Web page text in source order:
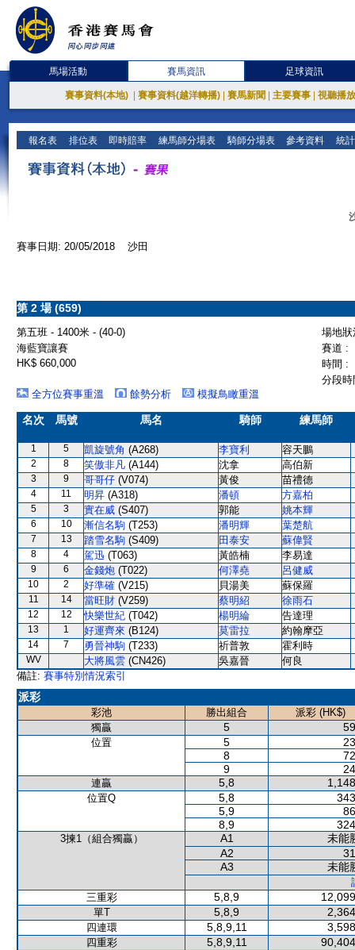
馬場活動 賽馬資訊 足球資訊
賽事資料(本地) 賽事資料(越洋轉播) 賽馬新聞 主要賽事 視聽播
報名表 排位表 即時賠率 練馬師分場表 騎師分場表 參考資料 統
賽事日期: 20/05/2018 沙田
第 2 場 (659)
第五班 - 1400米 - (40-0)
場地
海藍寶讓賽
賽道 :
HK$ 660,000
時間 :
分段
全方位賽事重溫
餘勢分析 模擬鳥瞰重溫
名次 馬號 馬名 騎師 練馬師
1 5 凱旋號角 (A268) 李寶利 容天鵬
2 8 笑傲非凡 (A144) 沈拿 高伯新
3 9 哥哥仔 (V074) 黃俊 苗禮德
4 11 明昇 (A318) 潘頓 方嘉柏
5 3 實在威 (S407) 郭能 姚本輝
6 10 漸信名駒 (T253) 潘明輝 葉楚航
7 13 踏雪名駒 (S409) 田泰安 蘇偉賢
8 4 駕迅 (T063) 黃皓楠 李易達
9 6 金錢炮 (T022) 何澤堯 呂健威
10 2 好準確 (V215) 貝湯美 蘇保羅
11 14 當旺財 (V259) 蔡明紹 徐雨石
12 12 快樂世紀 (T042) 楊明綸 告達理
13 1 好運齊來 (B124) 莫雷拉 約翰摩亞
14 7 勇晉神駒 (T233) 祈普敦 霍利時
WV 大將風雲 (CN426) 吳嘉晉
何良
備註: 賽事特別情況索引
派彩
彩池 勝出組合
派彩 (HK$)
獨贏
5
位置 5
8
9
連贏 5,8
位置Q 5,8
5,9
8,9
3揀1（組合獨贏） A1
未能
A2
A3
未能
三重彩
5,8,9
單T 5,8,9
四連環 5,8,9,11
四重彩 5,8,9,11